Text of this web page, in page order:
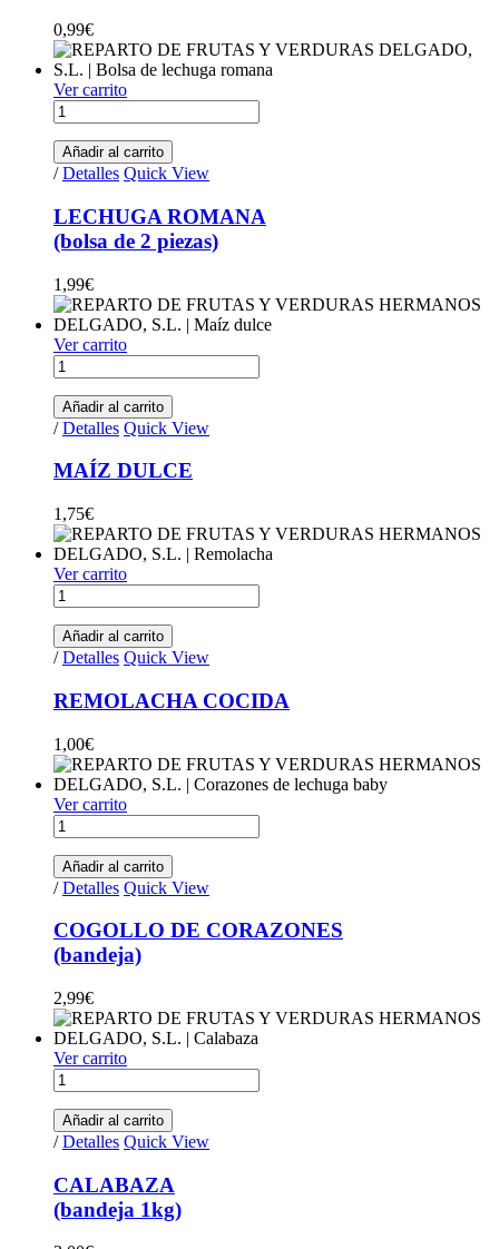
0,99€
Ver carrito
LECHUGA ROMANA(bolsa de 2 piezas) quantity
Añadir al carrito
/ Detalles Quick View
LECHUGA ROMANA
(bolsa de 2 piezas)
1,99€
Ver carrito
MAÍZ DULCE quantity
Añadir al carrito
/ Detalles Quick View
MAÍZ DULCE
1,75€
Ver carrito
REMOLACHA COCIDA quantity
Añadir al carrito
/ Detalles Quick View
REMOLACHA COCIDA
1,00€
Ver carrito
COGOLLO DE CORAZONES(bandeja) quantity
Añadir al carrito
/ Detalles Quick View
COGOLLO DE CORAZONES
(bandeja)
2,99€
Ver carrito
CALABAZA(bandeja 1kg) quantity
Añadir al carrito
/ Detalles Quick View
CALABAZA
(bandeja 1kg)